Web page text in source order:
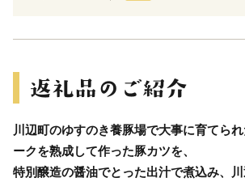
川辺町のゆすのき養豚場で大事に育てら
ークを熟成して作った豚カツを、
特別醸造の醤油でとった出汁で煮込み、